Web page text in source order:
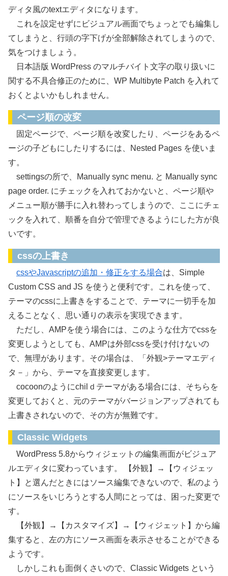
ディタ風のtextエディタになります。
これを設定せずにビジュアル画面でちょっとでも編集し
てしまうと、行頭の字下げが全部解除されてしまうので、
気をつけましょう。
日本語版 WordPress のマルチバイト文字の取り扱いに
関する不具合修正のために、WP Multibyte Patch を入れて
おくとよいかもしれません。
ページ順の改変
固定ページで、ページ順を改変したり、ページをあるペ
ージの子どもにしたりするには、Nested Pages を使いま
す。
settingsの所で、Manually sync menu. と Manually sync
page order. にチェックを入れておかないと、ページ順や
メニュー順が勝手に入れ替わってしまうので、ここにチェ
ックを入れて、順番を自分で管理できるようにした方が良
いです。
cssの上書き
cssやJavascriptの追加・修正をする場合は、Simple
Custom CSS and JS を使うと便利です。これを使って、
テーマのcssに上書きをすることで、テーマに一切手を加
えることなく、思い通りの表示を実現できます。
ただし、AMPを使う場合には、このような仕方でcssを
変更しようとしても、AMPは外部cssを受け付けないの
で、無理があります。その場合は、「外観>テーマエディ
タ－」から、テーマを直接変更します。
cocoonのようにchilｄテーマがある場合には、そちらを
変更しておくと、元のテーマがバージョンアップされても
上書きされないので、その方が無難です。
Classic Widgets
WordPress 5.8からウィジェットの編集画面がビジュア
ルエディタに変わっています。 【外観】→【ウィジェッ
ト】と選んだときにはソース編集できないので、私のよう
にソースをいじろうとする人間にとっては、困った変更で
す。
【外観】→【カスタマイズ】→【ウィジェット】から編
集すると、左の方にソース画面を表示させることができる
ようです。
しかしこれも面倒くさいので、Classic Widgets という